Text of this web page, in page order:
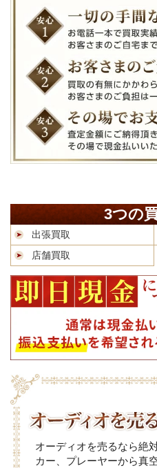
3つの
出張買取
店舗買取
オーディオを売るなら絶
カー、プレーヤーから真